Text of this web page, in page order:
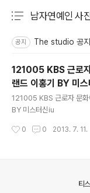
남자연예인 사
공지 The studio 공지
121005 KBS 근로
랜드 이홍기 BY 미
121005 KBS 근로자 문화
BY 미스터신iu
0 0 2013. 7. 11.
티